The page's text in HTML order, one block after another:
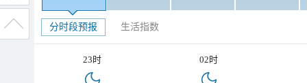
分时段预报 生活指数
23时 02时